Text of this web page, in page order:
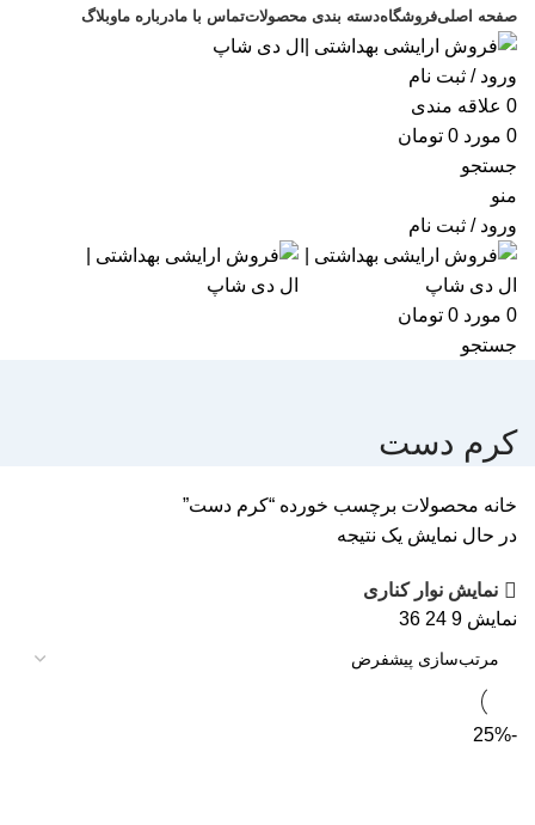
صفحه اصلیفروشگاهدسته بندی محصولاتتماس با مادرباره ماوبلاگ
ورود / ثبت نام
0 علاقه مندی
0 مورد 0 تومان
جستجو
منو
ورود / ثبت نام
0 مورد 0 تومان
جستجو
کرم دست
خانه محصولات برچسب خورده “کرم دست”
در حال نمایش یک نتیجه
نمایش نوار کناری
نمایش 9
24
36
-25%